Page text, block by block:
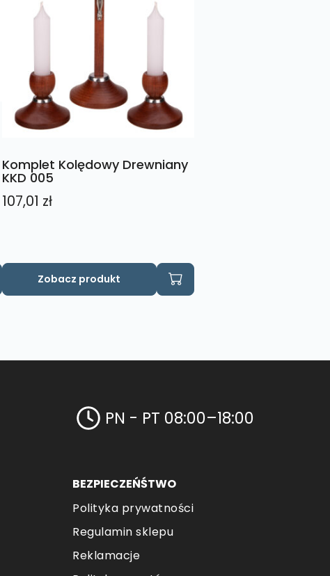
Komplet Kolędowy Drewniany
KKD 005
107,01 zł
Zobacz produkt
Ten
produkt
Opcje
PN - PT 08:00–18:00
BEZPIECZEŃŚTWO
Polityka prywatności
Regulamin sklepu
Reklamacje